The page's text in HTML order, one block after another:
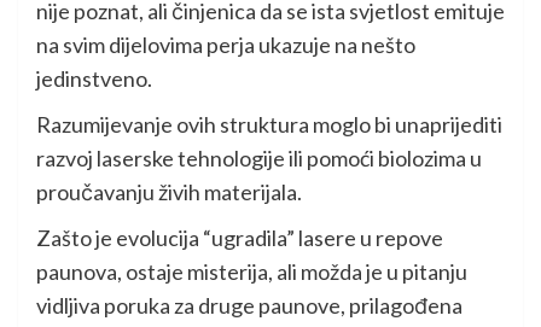
nije poznat, ali činjenica da se ista svjetlost emituje
na svim dijelovima perja ukazuje na nešto
jedinstveno.
Razumijevanje ovih struktura moglo bi unaprijediti
razvoj laserske tehnologije ili pomoći biolozima u
proučavanju živih materijala.
Zašto je evolucija “ugradila” lasere u repove
paunova, ostaje misterija, ali možda je u pitanju
vidljiva poruka za druge paunove, prilagođena